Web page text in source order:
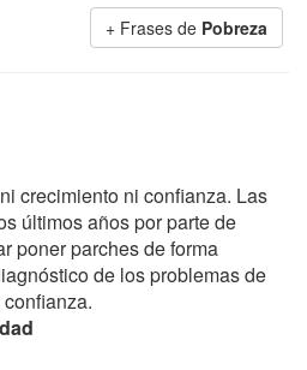
+ Frases de Pobreza
crecimiento ni confianza. Las
últimos años por parte de
poner parches de forma
de los problemas de